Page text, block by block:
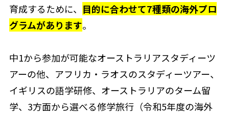
育成するために、 目的に合わせて7種類の海外プロ
グラムがあります。
中1から参加が可能なオーストラリアスタディーツ
アーの他、アフリカ・ラオスのスタディーツアー、
イギリスの語学研修、オーストラリアのターム留
学、3方面から選べる修学旅行（令和5年度の海外